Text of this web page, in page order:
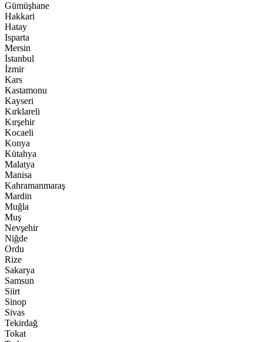
Gümüşhane
Hakkari
Hatay
Isparta
Mersin
İstanbul
İzmir
Kars
Kastamonu
Kayseri
Kırklareli
Kırşehir
Kocaeli
Konya
Kütahya
Malatya
Manisa
Kahramanmaraş
Mardin
Muğla
Muş
Nevşehir
Niğde
Ordu
Rize
Sakarya
Samsun
Siirt
Sinop
Sivas
Tekirdağ
Tokat